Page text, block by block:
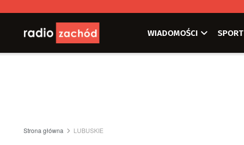
WIADOMOŚCI SPORT
Strona główna LUBUSKIE